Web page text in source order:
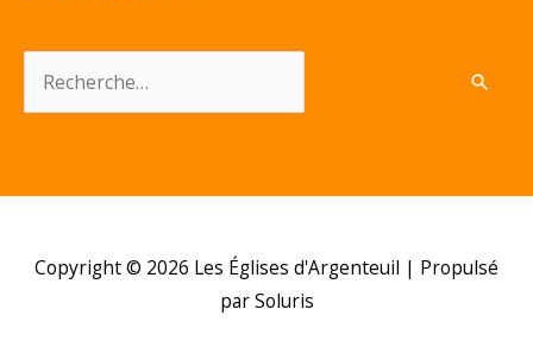
Copyright © 2026 Les Églises d'Argenteuil | Propulsé
par Soluris